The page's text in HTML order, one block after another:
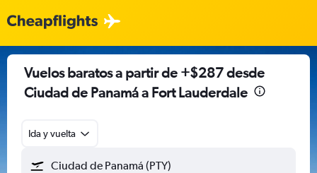
Vuelos baratos a partir de +$287 desde
Ciudad de Panamá a Fort Lauderdale
Ida y vuelta
Ciudad de Panamá (PTY)